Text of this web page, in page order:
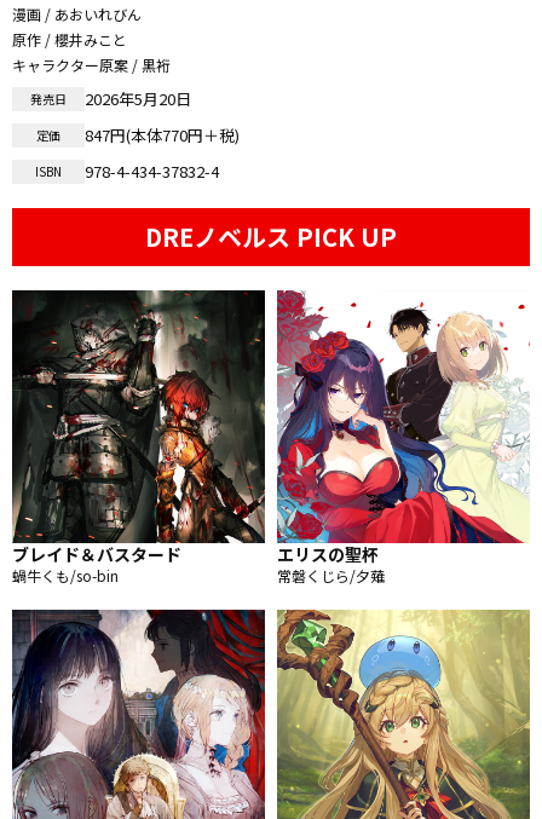
漫画 / あおいれびん
原作 / 櫻井みこと
キャラクター原案 / 黒裄
発売日 2026年5月20日
定価 847円(本体770円＋税)
ISBN 978-4-434-37832-4
DREノベルス PICK UP
ブレイド＆バスタード
蝸牛くも/so-bin
エリスの聖杯
常磐くじら/夕薙